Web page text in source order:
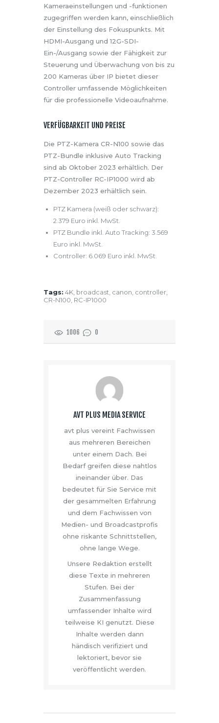
Kameraeinstellungen und -funktionen
zugegriffen werden kann, einschließlich
der Einstellung des Fokuspunkts. Mit
HDMI-Ausgang und 12G-SDI-
Ein-/Ausgang sowie der Fähigkeit zur
Steuerung und Überwachung von bis zu
200 Kameras über IP bietet dieser
Controller umfassende Möglichkeiten
für die professionelle Videoaufnahme.
VERFÜGBARKEIT UND PREISE
Die PTZ-Kamera CR-N100 sowie das
PTZ-Bundle inklusive Auto Tracking
sind ab Oktober 2023 erhältlich. Der
PTZ-Controller RC-IP1000 wird ab
Dezember 2023 erhältlich sein.
PTZ Kamera (weiß oder schwarz):
2.379 Euro inkl. MwSt.
PTZ Bundle inkl. Auto Tracking: 3.569
Euro inkl. MwSt.
Controller: 6.069 Euro inkl. MwSt.
Tags: 4K broadcast canon controller
CR-N100 RC-IP1000
1006 0
AVT PLUS MEDIA SERVICE
avt plus vereint Fachwissen
aus mehreren Bereichen
unter einem Dach. Bei
Bedarf greifen diese nahtlos
ineinander über. Das
bedeutet für Sie Service mit
der gesammelten Erfahrung
und dem Fachwissen von
Medien- und Broadcastprofis
ohne riskante Schnittstellen,
ohne lange Wege.
Unsere Redaktion erstellt
diese Texte in mehreren
Stufen. Bei der
Zusammenfassung
umfassender Inhalte wird
teilweise KI genutzt. Diese
Inhalte werden dann
händisch verifiziert und
lektoriert, bevor sie
veröffentlicht werden.